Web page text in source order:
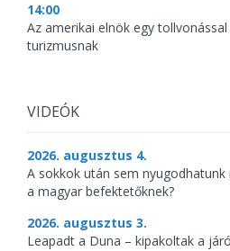
14:00
Az amerikai elnök egy
turizmusnak
VIDEÓK
2026. augusztus 4.
A sokkok után sem
a magyar befektetőknek?
2026. augusztus 3.
Leapadt a Duna – kipakoltak a